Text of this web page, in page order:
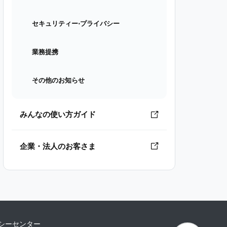
セキュリティー⋅プライバシー
業務提携
その他のお知らせ
みんなの使い方ガイド
企業・法人のお客さま
ーセンター